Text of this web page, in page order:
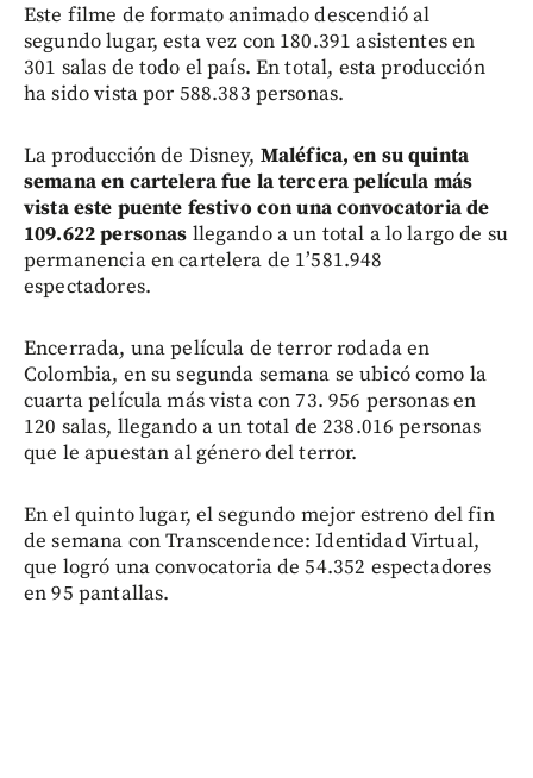
Este filme de formato animado descendió al
segundo lugar, esta vez con 180.391 asistentes en
301 salas de todo el país. En total, esta producción
ha sido vista por 588.383 personas.
La producción de Disney, Maléfica, en su quinta
semana en cartelera fue la tercera película más
vista este puente festivo con una convocatoria de
109.622 personas llegando a un total a lo largo de su
permanencia en cartelera de 1’581.948
espectadores.
Encerrada, una película de terror rodada en
Colombia, en su segunda semana se ubicó como la
cuarta película más vista con 73. 956 personas en
120 salas, llegando a un total de 238.016 personas
que le apuestan al género del terror.
En el quinto lugar, el segundo mejor estreno del fin
de semana con Transcendence: Identidad Virtual,
que logró una convocatoria de 54.352 espectadores
en 95 pantallas.